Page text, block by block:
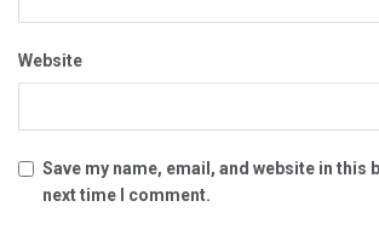
Website
Save my name, email, and website in this
next time I comment.